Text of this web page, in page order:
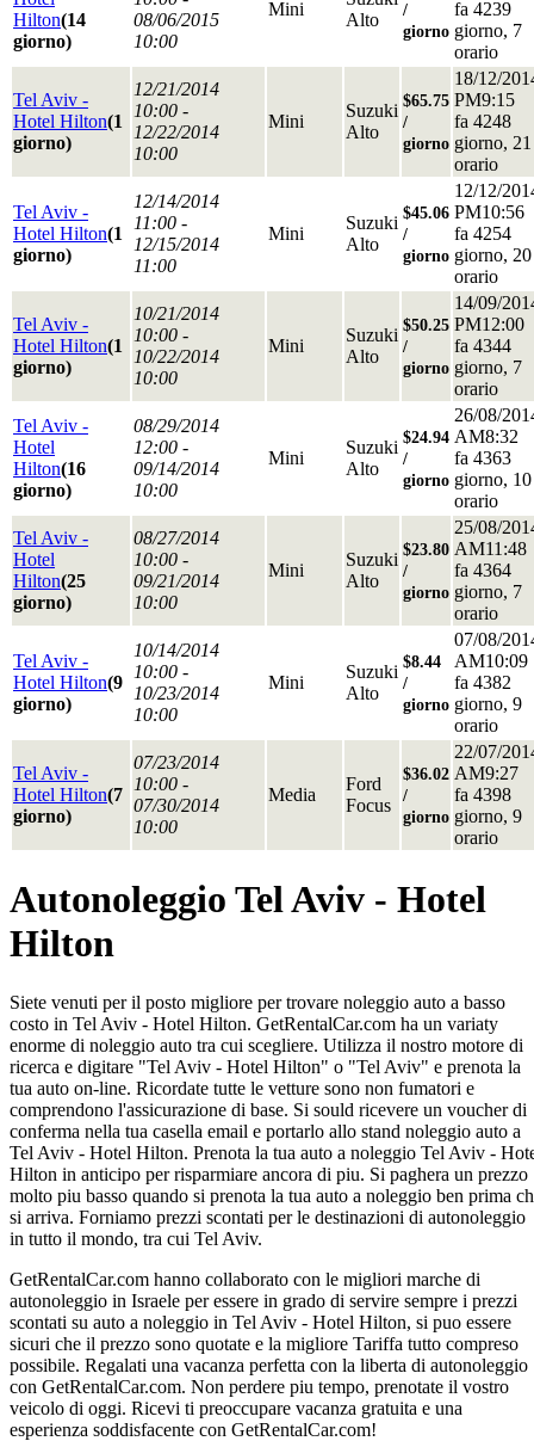
Hilton(14
giorno)
08/06/2015
10:00
Mini
Alto
/
giorno
fa 4239
giorno, 7
orario
Tel Aviv -
Hotel Hilton(1
giorno)
12/21/2014
10:00 -
12/22/2014
10:00
Mini
Suzuki
Alto
$65.75
/
giorno
18/12/
PM9:15
fa 4248
giorno, 21
orario
Tel Aviv -
Hotel Hilton(1
giorno)
12/14/2014
11:00 -
12/15/2014
11:00
Mini
Suzuki
Alto
$45.06
/
giorno
12/12/
PM10:56
fa 4254
giorno, 20
orario
Tel Aviv -
Hotel Hilton(1
giorno)
10/21/2014
10:00 -
10/22/2014
10:00
Mini
Suzuki
Alto
$50.25
/
giorno
14/09/
PM12:00
fa 4344
giorno, 7
orario
Tel Aviv -
Hotel
Hilton(16
giorno)
08/29/2014
12:00 -
09/14/2014
10:00
Mini
Suzuki
Alto
$24.94
/
giorno
26/08/
AM8:32
fa 4363
giorno, 10
orario
Tel Aviv -
Hotel
Hilton(25
giorno)
08/27/2014
10:00 -
09/21/2014
10:00
Mini
Suzuki
Alto
$23.80
/
giorno
25/08/
AM11:48
fa 4364
giorno, 7
orario
Tel Aviv -
Hotel Hilton(9
giorno)
10/14/2014
10:00 -
10/23/2014
10:00
Mini
Suzuki
Alto
$8.44
/
giorno
07/08/
AM10:09
fa 4382
giorno, 9
orario
Tel Aviv -
Hotel Hilton(7
giorno)
07/23/2014
10:00 -
07/30/2014
10:00
Media
Ford
Focus
$36.02
/
giorno
22/07/
AM9:27
fa 4398
giorno, 9
orario
Autonoleggio Tel Aviv - Hotel
Hilton
Siete venuti per il posto migliore per trovare noleggio auto a basso
costo in Tel Aviv - Hotel Hilton. GetRentalCar.com ha un variaty
enorme di noleggio auto tra cui scegliere. Utilizza il nostro motore di
ricerca e digitare "Tel Aviv - Hotel Hilton" o "Tel Aviv" e prenota la
tua auto on-line. Ricordate tutte le vetture sono non fumatori e
comprendono l'assicurazione di base. Si sould ricevere un voucher di
conferma nella tua casella email e portarlo allo stand noleggio auto a
Tel Aviv - Hotel Hilton. Prenota la tua auto a noleggio Tel Aviv -
Hilton in anticipo per risparmiare ancora di piu. Si paghera un prezzo
molto piu basso quando si prenota la tua auto a noleggio ben prima
si arriva. Forniamo prezzi scontati per le destinazioni di autonoleggio
in tutto il mondo, tra cui Tel Aviv.
GetRentalCar.com hanno collaborato con le migliori marche di
autonoleggio in Israele per essere in grado di servire sempre i prezzi
scontati su auto a noleggio in Tel Aviv - Hotel Hilton, si puo essere
sicuri che il prezzo sono quotate e la migliore Tariffa tutto compreso
possibile. Regalati una vacanza perfetta con la liberta di autonoleggio
con GetRentalCar.com. Non perdere piu tempo, prenotate il vostro
veicolo di oggi. Ricevi ti preoccupare vacanza gratuita e una
esperienza soddisfacente con GetRentalCar.com!